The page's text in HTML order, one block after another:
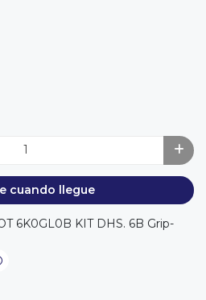
cuando llegue
6K0GL0B KIT DHS. 6B Grip-